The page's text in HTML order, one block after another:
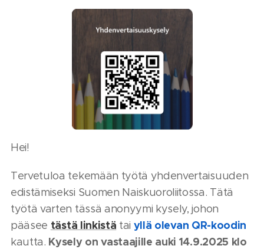
Hei!
Tervetuloa tekemään työtä yhdenvertaisuuden
edistämiseksi Suomen Naiskuoroliitossa. Tätä
työtä varten tässä anonyymi kysely, johon
pääsee tästä linkistä tai yllä olevan QR-koodin
kautta. Kysely on vastaajille auki 14.9.2025 klo